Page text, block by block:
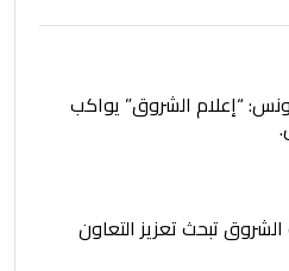
“إعلام الشروق” يواكب
تبحث تعزيز التعاون